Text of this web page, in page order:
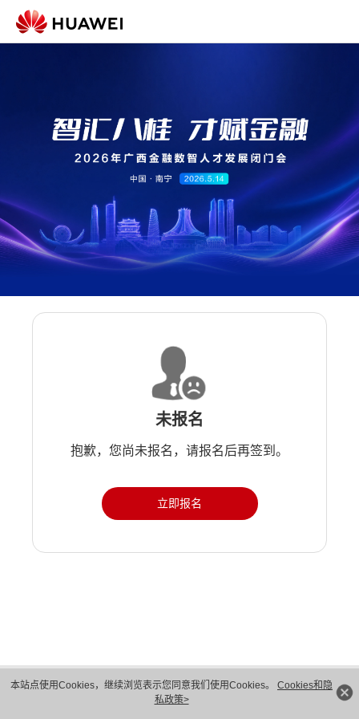
本站点使用Cookies，继续浏览表示您同意我们使用Cookies。 Cookies和隐
私政策>
未报名
抱歉，您尚未报名，请报名后再签到。
立即报名
版权所有 © 华为技术有限公司 1998-2026。 保留一切权利。粤A2-20044005号
隐私保护